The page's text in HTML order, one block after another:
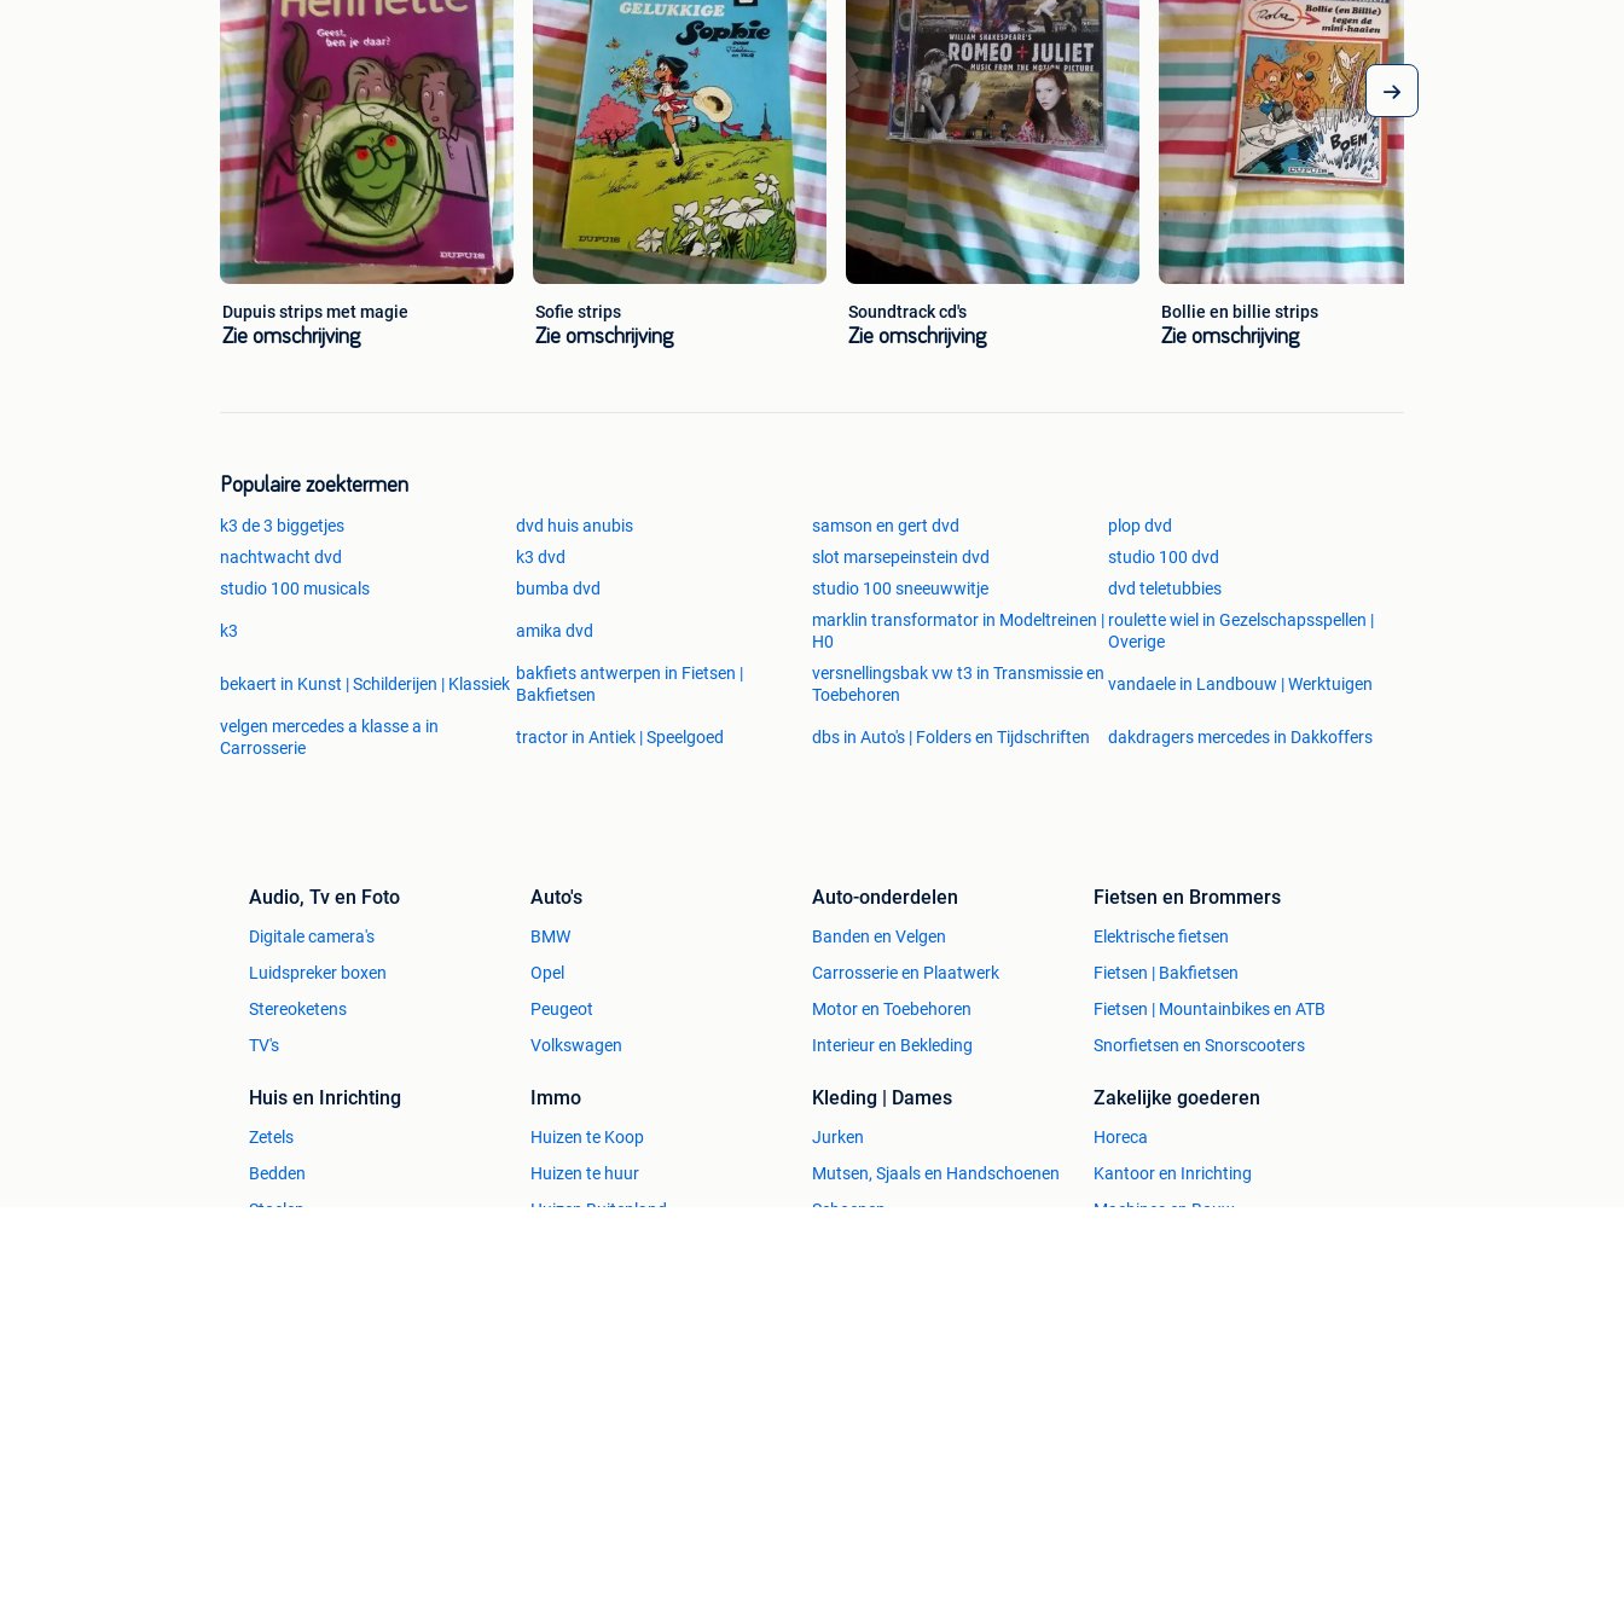
Dupuis strips met magie
Zie omschrijving
Sofie strips
Zie omschrijving
Soundtrack cd's
Zie omschrijving
Bollie en billie strips
Zie omschrijving
Populaire zoektermen
k3 de 3 biggetjes dvd huis anubis samson en gert dvd
plop dvd
nachtwacht dvd
k3 dvd slot marsepeinstein dvd
studio 100 dvd
studio 100 musicals
bumba dvd studio 100 sneeuwwitje dvd teletubbies
k3 amika dvd
marklin transformator in Modeltreinen |
H0
roulette wiel in Gezelschapsspellen |
Overige
bekaert in Kunst | Schilderijen | Klassiek
bakfiets antwerpen in Fietsen |
Bakfietsen
versnellingsbak vw t3 in Transmissie en
Toebehoren
vandaele in Landbouw | Werktuigen
velgen mercedes a klasse a in
Carrosserie
tractor in Antiek | Speelgoed dbs in Auto's | Folders en Tijdschriften dakdragers mercedes in Dakkoffers
Audio, Tv en Foto
Digitale camera's
Luidspreker boxen
Stereoketens
TV's
Auto's
BMW
Opel
Peugeot
Volkswagen
Auto-onderdelen
Banden en Velgen
Carrosserie en Plaatwerk
Motor en Toebehoren
Interieur en Bekleding
Fietsen en Brommers
Elektrische fietsen
Fietsen | Bakfietsen
Fietsen | Mountainbikes en ATB
Snorfietsen en Snorscooters
Huis en Inrichting
Zetels
Bedden
Stoelen
Immo
Huizen te Koop
Huizen te huur
Huizen Buitenland
Kleding | Dames
Jurken
Mutsen, Sjaals en Handschoenen
Schoenen
Zakelijke goederen
Horeca
Kantoor en Inrichting
Machines en Bouw